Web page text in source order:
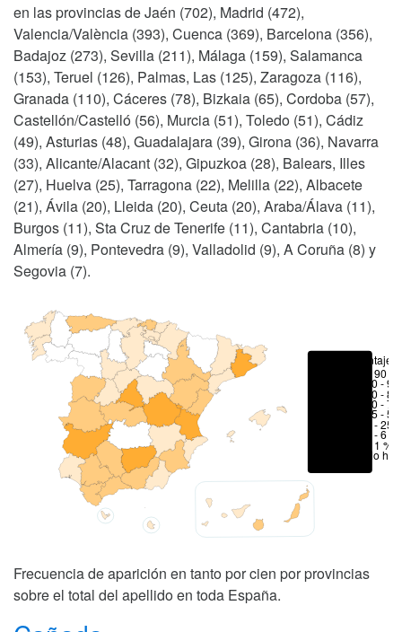
en las provincias de Jaén (702), Madrid (472),
Valencia/València (393), Cuenca (369), Barcelona (356),
Badajoz (273), Sevilla (211), Málaga (159), Salamanca
(153), Teruel (126), Palmas, Las (125), Zaragoza (116),
Granada (110), Cáceres (78), Bizkaia (65), Cordoba (57),
Castellón/Castelló (56), Murcia (51), Toledo (51), Cádiz
(49), Asturias (48), Guadalajara (39), Girona (36), Navarra
(33), Alicante/Alacant (32), Gipuzkoa (28), Balears, Illes
(27), Huelva (25), Tarragona (22), Melilla (22), Albacete
(21), Ávila (20), Lleida (20), Ceuta (20), Araba/Álava (11),
Burgos (11), Sta Cruz de Tenerife (11), Cantabria (10),
Almería (9), Pontevedra (9), Valladolid (9), A Coruña (8) y
Segovia (7).
Porcentajes
> 90 %
80 -
70 -
50 -
25 -
6 - 25
1 - 6 %
< 1 %
No hay
Frecuencia de aparición en tanto por cien por provincias
sobre el total del apellido en toda España.